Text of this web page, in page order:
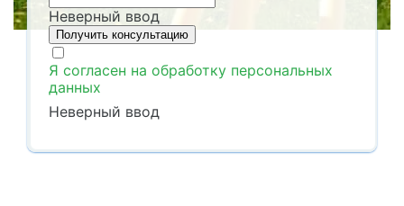
Неверный ввод
Я согласен на обработку персональных
данных
Неверный ввод